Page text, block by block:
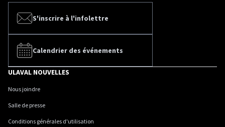
S'inscrire à l'infolettre
Calendrier des événements
ULAVAL NOUVELLES
Nous joindre
Salle de presse
Conditions générales d'utilisation